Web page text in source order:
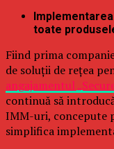
toate
Fiind prima
de soluții de rețea
angajamentul
continuă să
IMM-uri, concepute
simplifica